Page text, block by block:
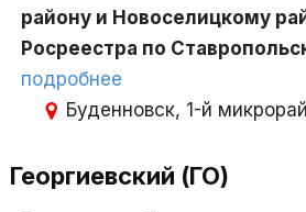
району и Новоселицкому
Росреестра по
подробнее
Буденновск, 1-й
Георгиевский (ГО)